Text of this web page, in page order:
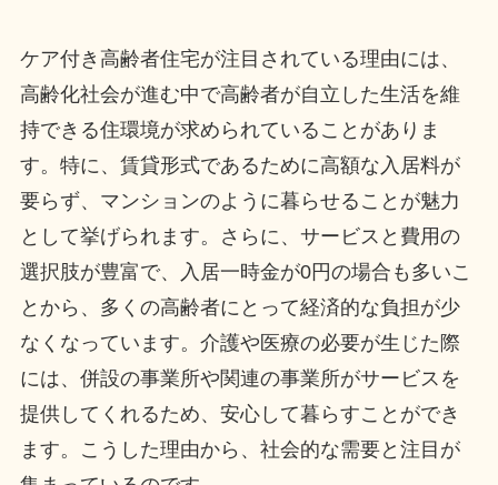
ケア付き高齢者住宅が注目されている理由には、
高齢化社会が進む中で高齢者が自立した生活を維
持できる住環境が求められていることがありま
す。特に、賃貸形式であるために高額な入居料が
要らず、マンションのように暮らせることが魅力
として挙げられます。さらに、サービスと費用の
選択肢が豊富で、入居一時金が0円の場合も多いこ
とから、多くの高齢者にとって経済的な負担が少
なくなっています。介護や医療の必要が生じた際
には、併設の事業所や関連の事業所がサービスを
提供してくれるため、安心して暮らすことができ
ます。こうした理由から、社会的な需要と注目が